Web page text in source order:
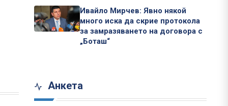
Ивайло Мирчев: Явно някой
много иска да скрие протокола
за замразяването на договора с
„Боташ“
Анкета